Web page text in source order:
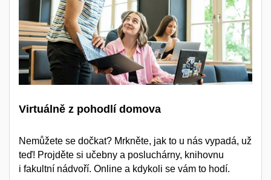
Virtuálně z pohodlí domova
Nemůžete se dočkat? Mrkněte, jak to u nás vypadá, už
teď! Projděte si učebny a posluchárny, knihovnu
i fakultní nádvoří. Online a kdykoli se vám to hodí.